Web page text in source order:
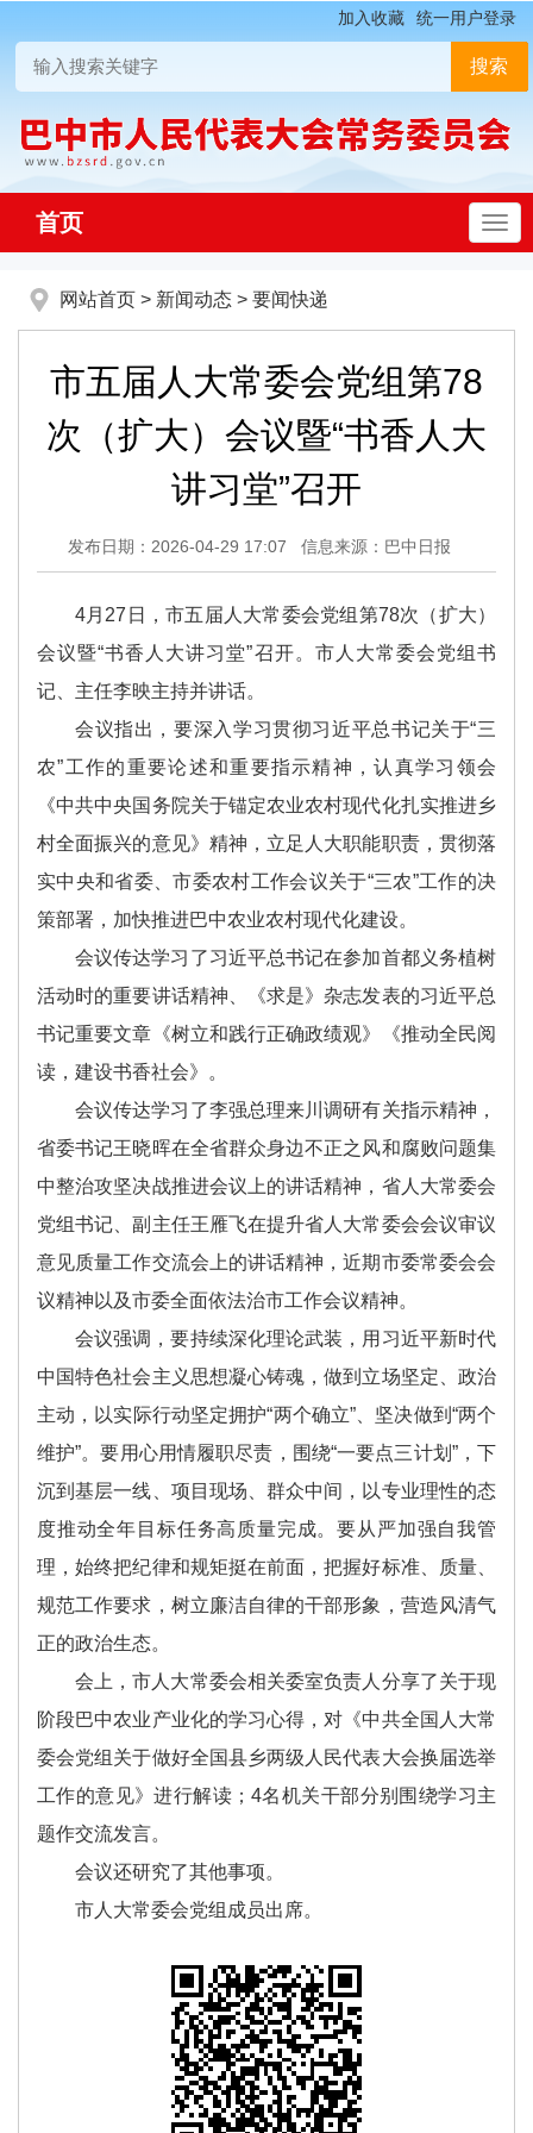
加入收藏 统一用户登录
首页
网站首页 > 新闻动态 > 要闻快递
市五届人大常委会党组第78
次（扩大）会议暨“书香人大
讲习堂”召开
发布日期：2026-04-29 17:07 信息来源：巴中日报
4月27日，市五届人大常委会党组第78次（扩大）
会议暨“书香人大讲习堂”召开。市人大常委会党组书
记、主任李映主持并讲话。
会议指出，要深入学习贯彻习近平总书记关于“三
农”工作的重要论述和重要指示精神，认真学习领会
《中共中央国务院关于锚定农业农村现代化扎实推进乡
村全面振兴的意见》精神，立足人大职能职责，贯彻落
实中央和省委、市委农村工作会议关于“三农”工作的决
策部署，加快推进巴中农业农村现代化建设。
会议传达学习了习近平总书记在参加首都义务植树
活动时的重要讲话精神、《求是》杂志发表的习近平总
书记重要文章《树立和践行正确政绩观》《推动全民阅
读，建设书香社会》。
会议传达学习了李强总理来川调研有关指示精神，
省委书记王晓晖在全省群众身边不正之风和腐败问题集
中整治攻坚决战推进会议上的讲话精神，省人大常委会
党组书记、副主任王雁飞在提升省人大常委会会议审议
意见质量工作交流会上的讲话精神，近期市委常委会会
议精神以及市委全面依法治市工作会议精神。
会议强调，要持续深化理论武装，用习近平新时代
中国特色社会主义思想凝心铸魂，做到立场坚定、政治
主动，以实际行动坚定拥护“两个确立”、坚决做到“两个
维护”。要用心用情履职尽责，围绕“一要点三计划”，下
沉到基层一线、项目现场、群众中间，以专业理性的态
度推动全年目标任务高质量完成。要从严加强自我管
理，始终把纪律和规矩挺在前面，把握好标准、质量、
规范工作要求，树立廉洁自律的干部形象，营造风清气
正的政治生态。
会上，市人大常委会相关委室负责人分享了关于现
阶段巴中农业产业化的学习心得，对《中共全国人大常
委会党组关于做好全国县乡两级人民代表大会换届选举
工作的意见》进行解读；4名机关干部分别围绕学习主
题作交流发言。
会议还研究了其他事项。
市人大常委会党组成员出席。